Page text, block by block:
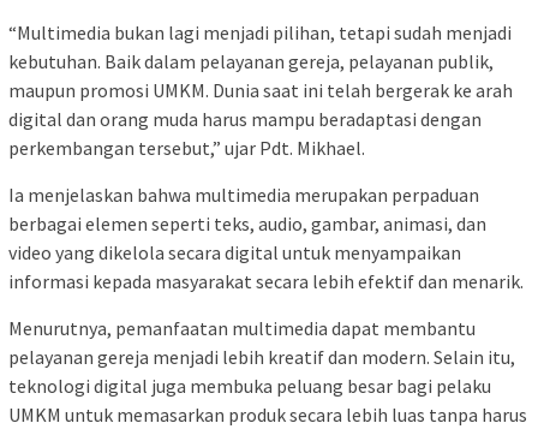
“Multimedia bukan lagi menjadi pilihan, tetapi sudah menjadi
kebutuhan. Baik dalam pelayanan gereja, pelayanan publik,
maupun promosi UMKM. Dunia saat ini telah bergerak ke arah
digital dan orang muda harus mampu beradaptasi dengan
perkembangan tersebut,” ujar Pdt. Mikhael.
Ia menjelaskan bahwa multimedia merupakan perpaduan
berbagai elemen seperti teks, audio, gambar, animasi, dan
video yang dikelola secara digital untuk menyampaikan
informasi kepada masyarakat secara lebih efektif dan menarik.
Menurutnya, pemanfaatan multimedia dapat membantu
pelayanan gereja menjadi lebih kreatif dan modern. Selain itu,
teknologi digital juga membuka peluang besar bagi pelaku
UMKM untuk memasarkan produk secara lebih luas tanpa harus